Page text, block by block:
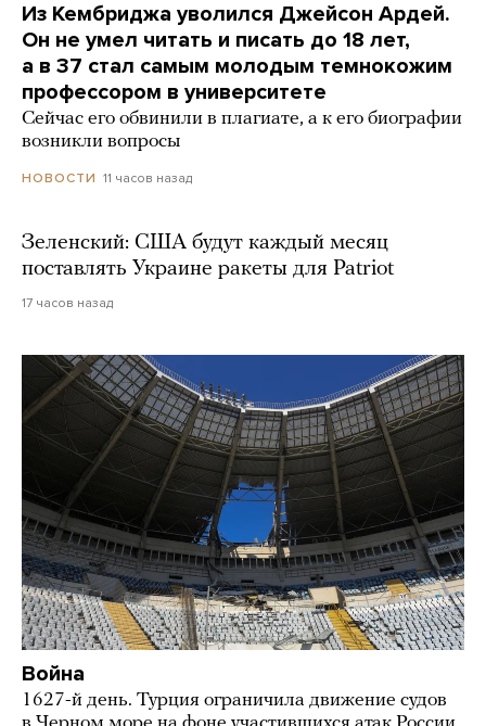
Из Кембриджа уволился Джейсон Ардей.
Он не умел читать и писать до 18 лет,
а в 37 стал самым молодым темнокожим
профессором в университете
Сейчас его обвинили в плагиате, а к его биографии
возникли вопросы
НОВОСТИ 11 часов назад
Зеленский: США будут каждый месяц
поставлять Украине ракеты для Patriot
17 часов назад
Война
1627-й день. Турция ограничила движение судов